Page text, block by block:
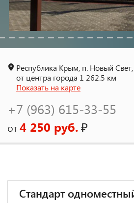
Республика Крым, п. Новый
от центра города 1 262.5 км
Показать на карте
+7 (963) 615-33-55
от4 250 руб.₽
Стандарт